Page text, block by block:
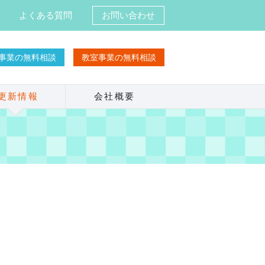
よくある質問 お問い合わせ
業の無料相談 教室事業の無料相談
新情報 会社概要